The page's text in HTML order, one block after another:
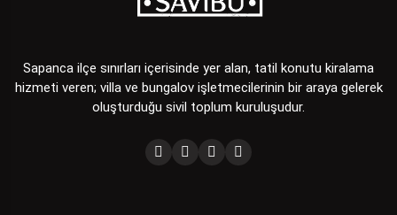
Sapanca ilçe sınırları içerisinde yer alan, tatil konutu kiralama
hizmeti veren; villa ve bungalov işletmecilerinin bir araya gelerek
oluşturduğu sivil toplum kuruluşudur.